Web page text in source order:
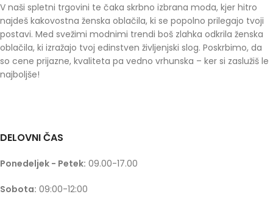
V naši spletni trgovini te čaka skrbno izbrana moda, kjer hitro
najdeš kakovostna ženska oblačila, ki se popolno prilegajo tvoji
postavi. Med svežimi modnimi trendi boš zlahka odkrila ženska
oblačila, ki izražajo tvoj edinstven življenjski slog. Poskrbimo, da
so cene prijazne, kvaliteta pa vedno vrhunska – ker si zaslužiš le
najboljše!
DELOVNI ČAS
Ponedeljek - Petek: 09.00-17.00
Sobota: 09:00-12:00